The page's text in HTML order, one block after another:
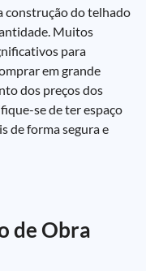
construção do telhado
Muitos
para
em grande
dos preços dos
se de ter espaço
de forma segura e
de Obra